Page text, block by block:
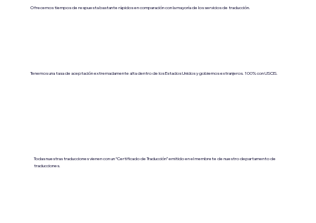
Ofrecemos tiempos de respuesta bastante rápidos en comparación con la mayoría de los servicios de traducción.
Tenemos una tasa de aceptación extremadamente alta dentro de los Estados Unidos y gobiernos extranjeros. 100% con USCIS.
Todas nuestras traducciones vienen con un “Certificado de Traducción” emitido en el membrete de nuestro departamento de
traducciones.